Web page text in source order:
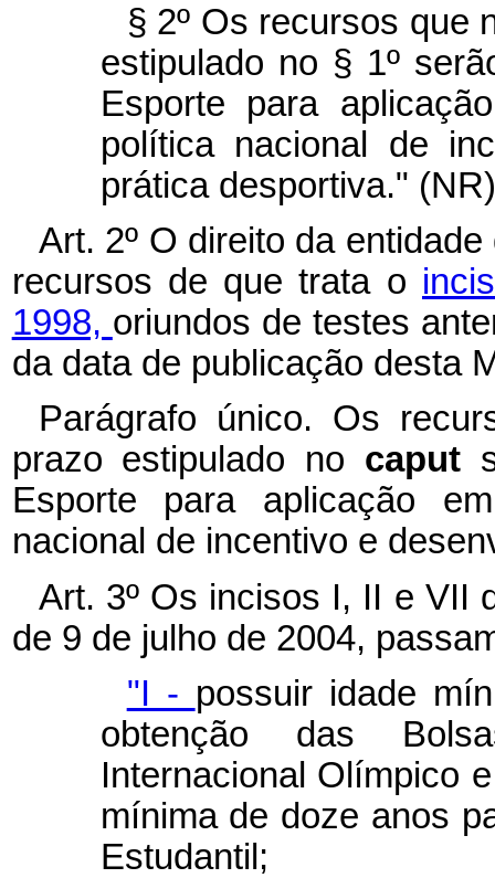
§ 2º Os recursos que
estipulado no § 1º
Esporte para
política nacional de
prática desportiva." (NR)
Art. 2º O direito da
recursos de que trata o
1998, oriundos de testes
da data de publicação desta
Parágrafo único. Os
prazo estipulado no caput
Esporte para aplicação
nacional de incentivo e
Art. 3º Os incisos I, II e VII
de 9 de julho de 2004,
"I - possuir idade
obtenção das
Internacional Olímpico
mínima de doze anos
Estudantil;